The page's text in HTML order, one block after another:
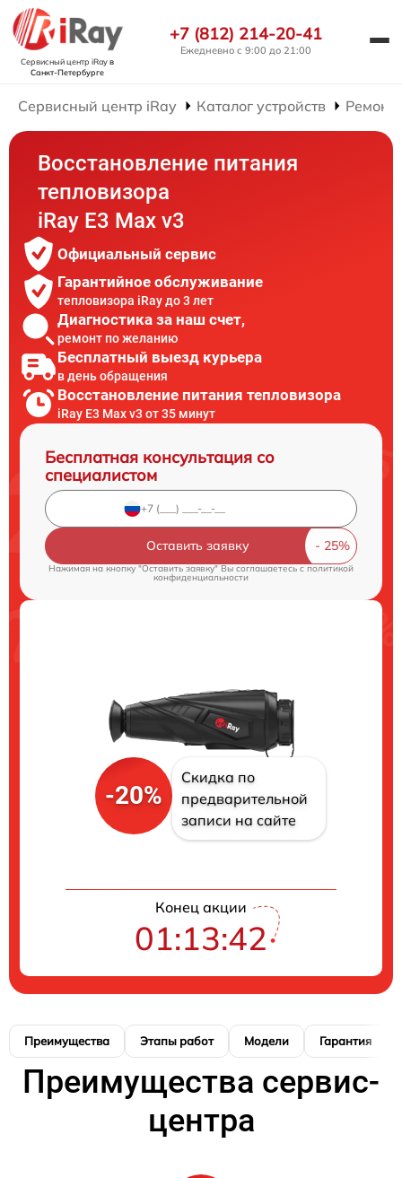
Сервисный центр iRayв
Санкт-Петербурге
+7 (812) 214-20-41
Ежедневно с 9:00 до 21:00
Сервисный центр iRay Каталог устройств Ремонт
Восстановление питания
тепловизора
iRay E3 Max v3
Официальный сервис
Гарантийное обслуживание
тепловизора iRay до 3 лет
Диагностика за наш счет,
ремонт по желанию
Бесплатный выезд курьера
в день обращения
Восстановление питания тепловизора
iRay E3 Max v3 от 35 минут
Бесплатная консультация со
специалистом
Оставить заявку
Нажимая на кнопку "Оставить заявку" Вы соглашаетесь cполитикой
конфиденциальности
-20%
Скидка по
предварительной
записи на сайте
Конец акции
01:13:41
Преимущества Этапы работ Модели Гарантия
Преимущества сервис-
центра